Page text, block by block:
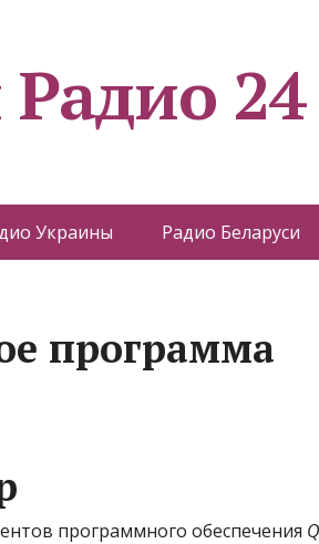
24
Украины Радио Беларуси
программа
программного обеспечения